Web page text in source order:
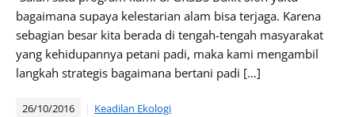
bagaimana supaya kelestarian alam bisa terjaga. Karena
sebagian besar kita berada di tengah-tengah masyarakat
yang kehidupannya petani padi, maka kami mengambil
langkah strategis bagaimana bertani padi […]
26/10/2016 Keadilan Ekologi